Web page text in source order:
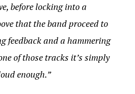
before locking into a
that the band proceed to
feedback and a hammering
of those tracks it’s simply
enough.”